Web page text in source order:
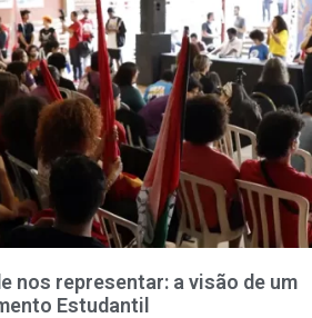
nos representar: a visão de um
Estudantil